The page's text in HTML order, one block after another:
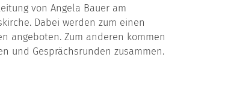
von Angela Bauer am
Dabei werden zum einen
angeboten. Zum anderen kommen
und Gesprächsrunden zusammen.